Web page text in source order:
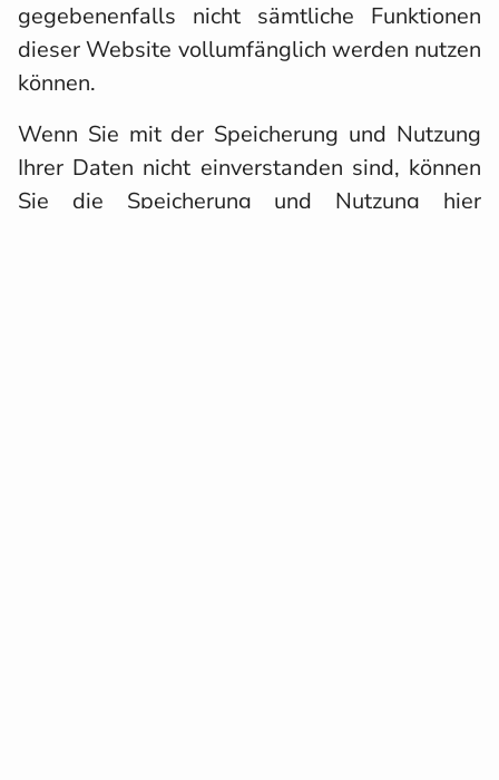
gegebenenfalls nicht sämtliche Funktionen
dieser Website vollumfänglich werden nutzen
können.
Wenn Sie mit der Speicherung und Nutzung
Ihrer Daten nicht einverstanden sind, können
Sie die Speicherung und Nutzung hier